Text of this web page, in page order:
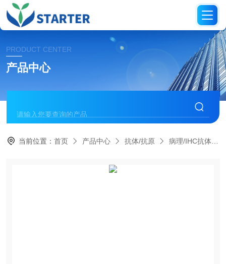
PRODUCT CENTER
产品中心
当前位置：首页 产品中心 抗体/抗原 病理/IHC抗体